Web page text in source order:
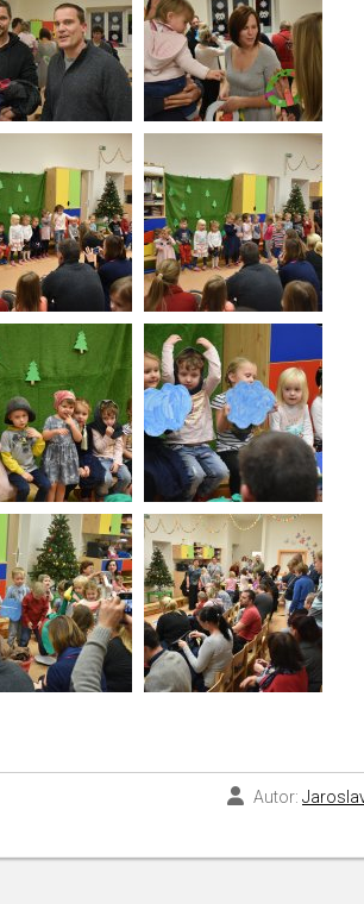
Autor: